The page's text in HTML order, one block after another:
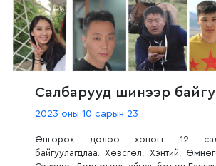
Салбарууд шинээр
2023 оны 10 сарын 23
Өнгөрөх долоо хоногт 12
байгуулагдлаа. Хөвсгөл, Хэнтий,